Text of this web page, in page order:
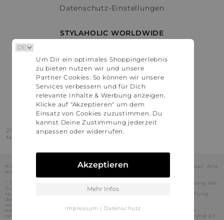
Datenschutz-Einstellungen
STYLAHOLIC WORLDWIDE
Österreich
Schweiz
France
United States
2016 - 2026 © Stylaholic.
Made for you with love in munich.
Alle Preise inkl. der jeweils geltenden gesetzlichen Mehrwertsteuer. Alle
Angaben ohne Gewähr.
* Die angezeigten Preise beinhalten Rabatte, die durch die Nutzung der
Gutschein-Codes auf den Seiten unserer Partner voraussichtlich
realisiert werden können. Stylaholic führt keine vollständige Prüfung
der Gutschein-Codes durch und es kann daher in Einzelfällen
vorkommen, dass die Gutscheine abweichend von unserem
Kenntnisstand bei dem jeweiligen Shop nicht oder nur teilweise
verwendet werden können. Darüber hinaus kann deren Verwendung an
Um Dir ein optimales Shoppingerlebnis
zu bieten nutzen wir und unsere
Partner Cookies. So können wir unsere
Services verbessern und für Dich
relevante Inhalte & Werbung anzeigen.
Klicke auf "Akzeptieren" um dem
Einsatz von Cookies zuzustimmen. Du
kannst Deine Zustimmung jederzeit
anpassen oder widerrufen.
Akzeptieren
Mehr Infos
Impressum | Datenschutz